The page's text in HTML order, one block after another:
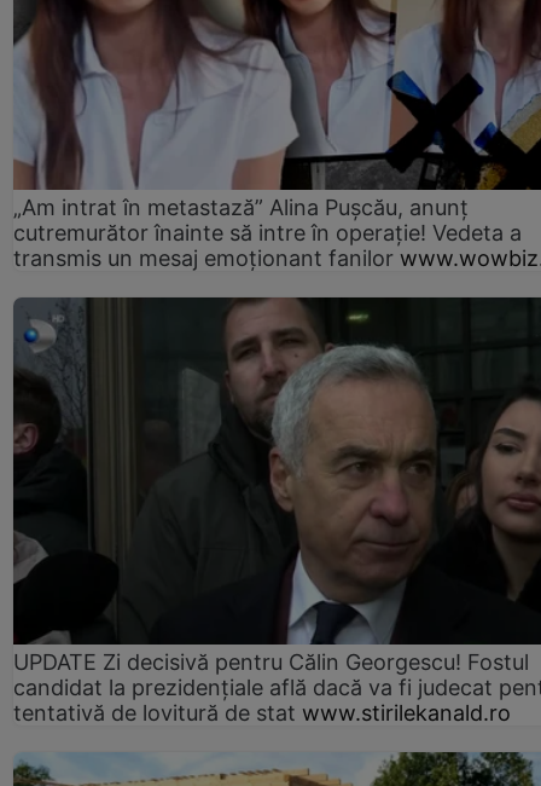
„Am intrat în metastază” Alina Pușcău, anunț
cutremurător înainte să intre în operație! Vedeta a
transmis un mesaj emoționant fanilor
UPDATE Zi decisivă pentru Călin Georgescu! Fostul
candidat la prezidențiale află dacă va fi judecat
tentativă de lovitură de stat www.stirilekanald.ro